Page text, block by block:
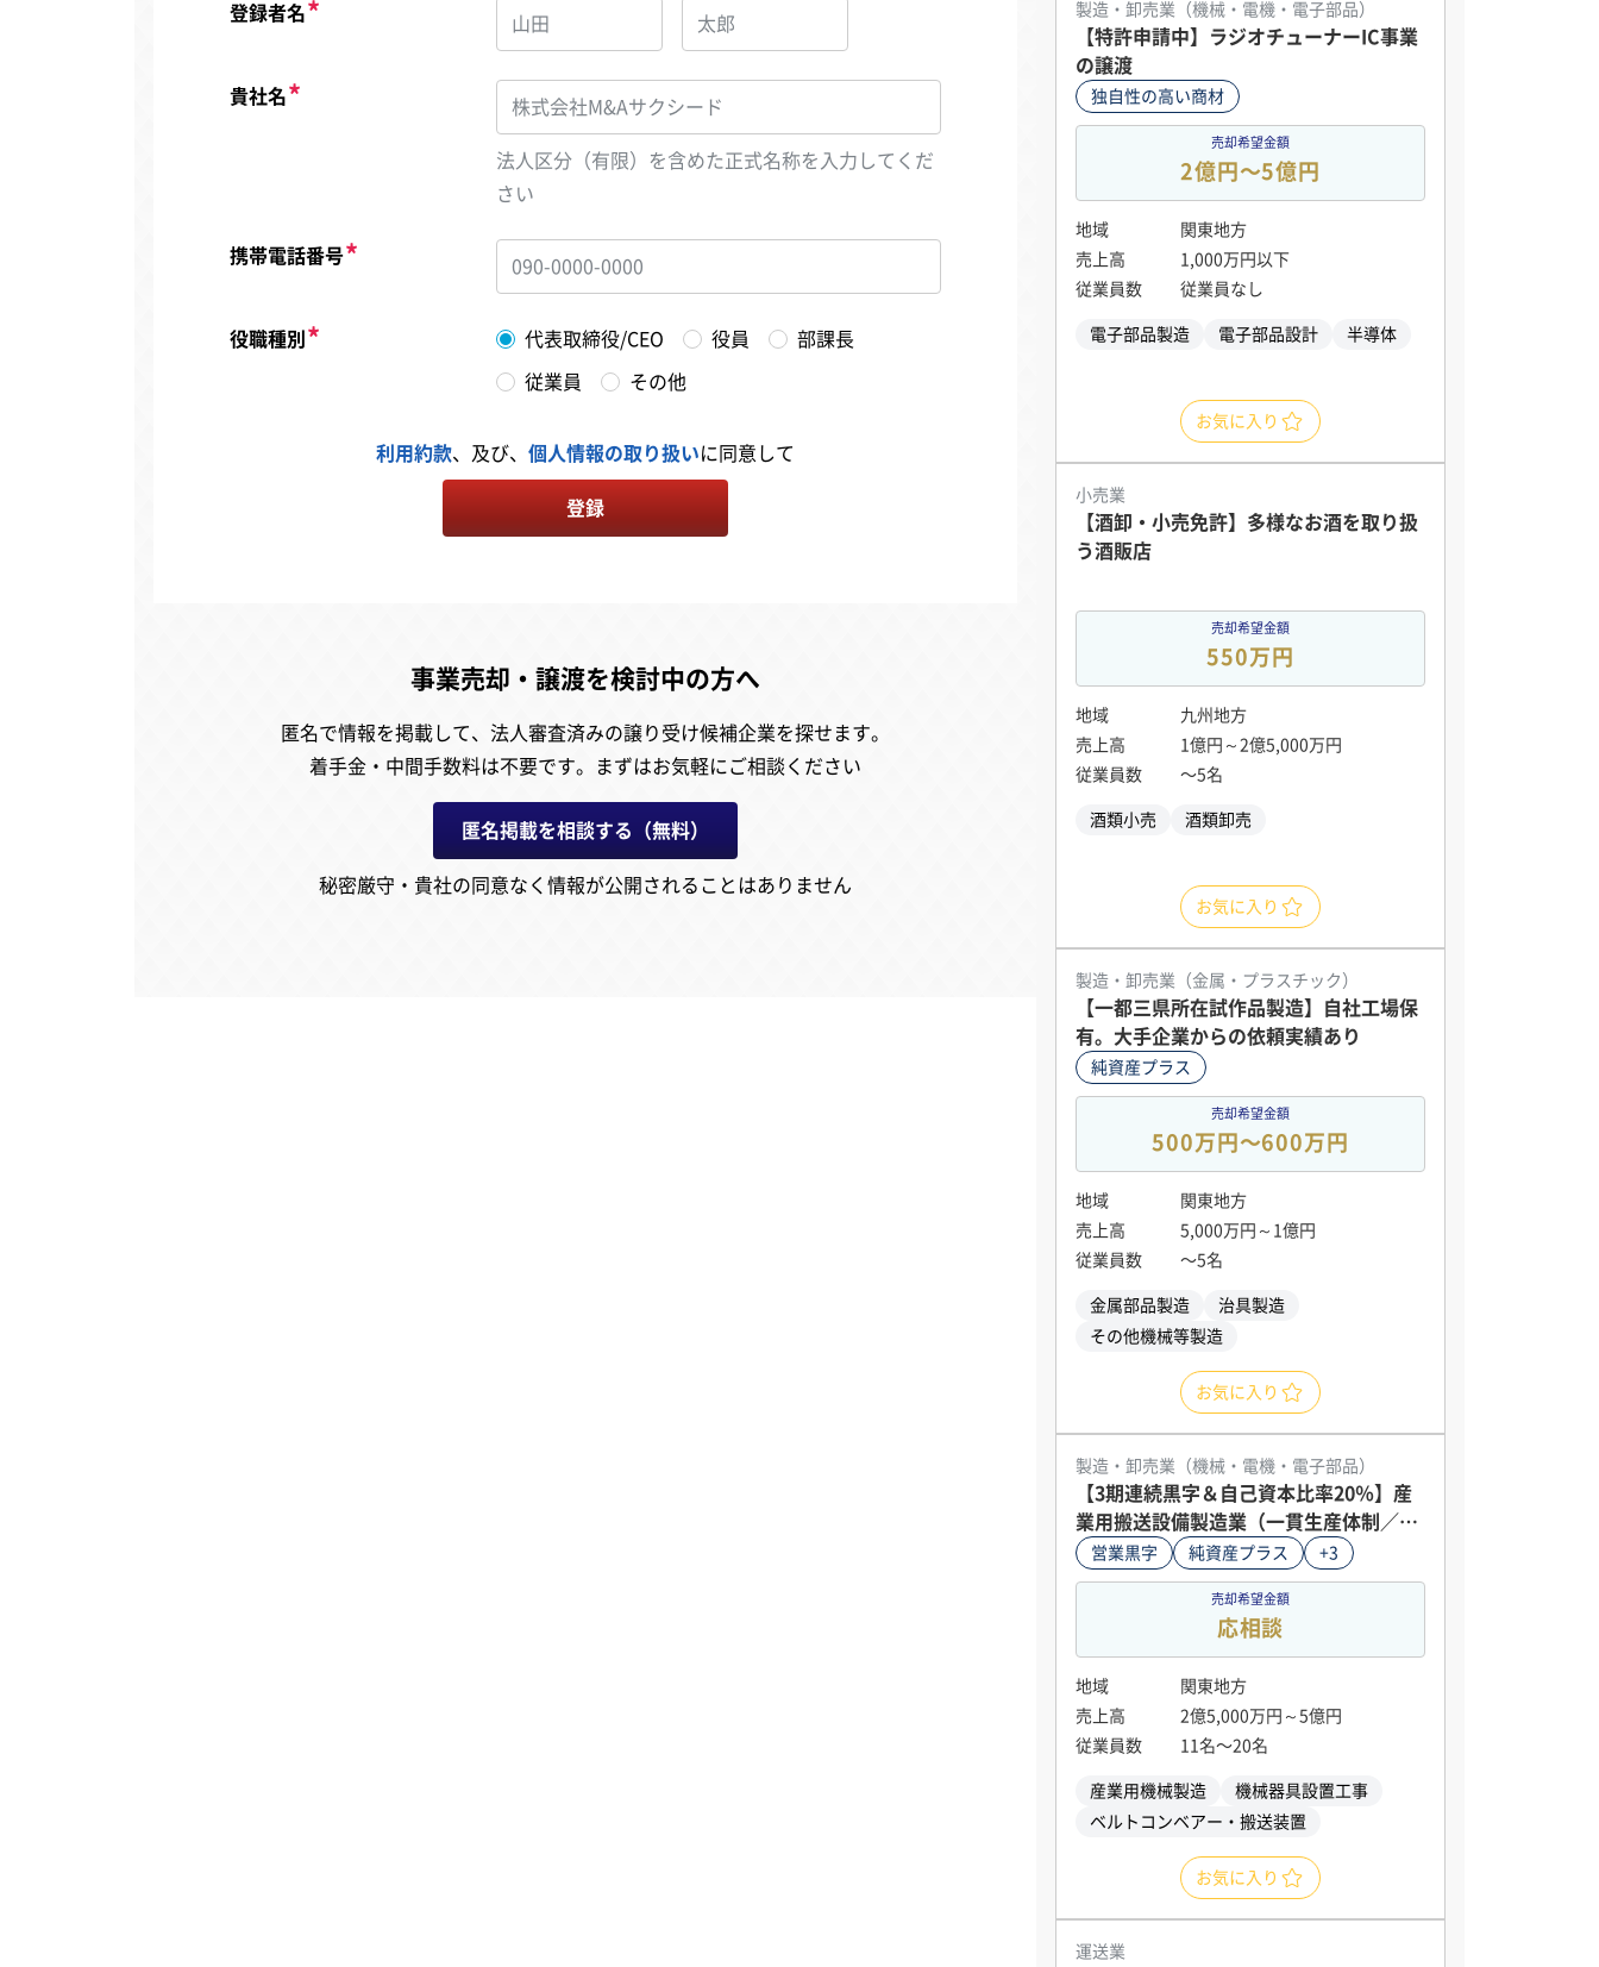
登録者名
貴社名
法人区分（有限）を含めた正式名称を入力してくだ
さい
携帯電話番号
役職種別 代表取締役/CEO 役員 部課長
従業員 その他
利用約款、及び、 個人情報の取り扱いに同意して
登録
事業売却・譲渡を検討中の方へ
匿名で情報を掲載して、 法人審査済みの譲り受け候補企業を探せます。
着手金・中間手数料は不要です。
まずはお気軽にご相談ください
匿名掲載を相談する（無料）
秘密厳守・貴社の同意なく情報が公開されることはありません
製造・卸売業（機械・電機・電子部品）
【特許申請中】ラジオチューナーIC事業
の譲渡
独自性の高い商材
売却希望金額
2億円〜5億円
地域
関東地方
売上高
1,000万円以下
従業員数
従業員なし
電子部品製造 電子部品設計 半導体
お気に入り
小売業
【酒卸・小売免許】多様なお酒を取り扱
う酒販店
売却希望金額
550万円
地域
九州地方
売上高
1億円～2億5,000万円
従業員数
〜5名
酒類小売 酒類卸売
お気に入り
製造・卸売業（金属・プラスチック）
【一都三県所在試作品製造】自社工場保
有。大手企業からの依頼実績あり
純資産プラス
売却希望金額
500万円〜600万円
地域
関東地方
売上高
5,000万円～1億円
従業員数
〜5名
金属部品製造
治具製造
その他機械等製造
お気に入り
製造・卸売業（機械・電機・電子部品）
【3期連続黒字＆自己資本比率20％】産
業用搬送設備製造業（一貫生産体制／南
関東）
営業黒字 純資産プラス +3
売却希望金額
応相談
地域
関東地方
売上高
2億5,000万円～5億円
従業員数
11名〜20名
産業用機械製造
機械器具設置工事
ベルトコンベアー・搬送装置
お気に入り
運送業